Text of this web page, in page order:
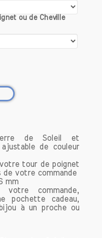
continue d'être
sa beauté,
énergétiques
attribue des
qui aident à
tout en
et
en eux et à
est bien plus
elle est un
et de
soit pour ses
son rôle dans
ou de Cheville
de Soleil et
de couleur
tour de poignet
votre commande
mm
commande,
pochette cadeau,
à un proche ou